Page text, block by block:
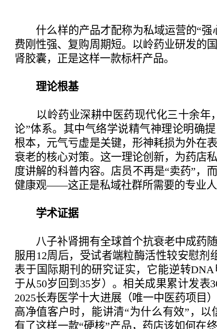
什么样的产品才配称为私域运营的“强
费刚性强、复购周期短。以岭药业研发
肾胶囊，正是这样一款标杆产品。
理论根基
以岭药业深耕中医药现代化三十余年
论”体系。其中气络学说精气神理论明确
根本，元气亏虚是关键，形神耗损为外在
衰老的核心对策。这一理论创新，为药店
度讲解的科普内容。店员不再是“卖药”，
健康观——这正是私域社群所需要的专业
学术证据
八子补肾拥有全球首个抗衰老中成药随
服用12周后，受试者端粒酶活性较安慰剂
表于国际期刊的研究证实，它能逆转
于从50岁回到35岁）。相关成果累计发表
2025长寿医学十大进展（唯一中医药项目
高净值客户时，能讲清“为什么有效”，
有了这样一款“硬核”产品，药店该如何在